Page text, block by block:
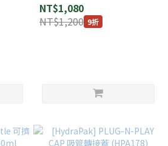
NT$1,080
NT$1,200 9折